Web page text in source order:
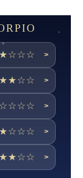
>
>
>
>
>